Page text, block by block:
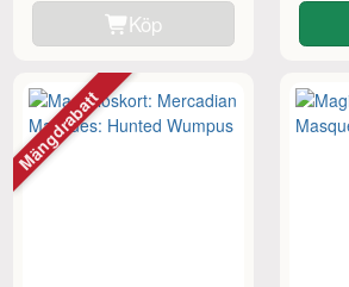
Köp
Mängdrabatt